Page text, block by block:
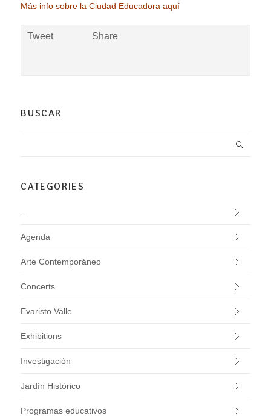
Más info sobre la Ciudad Educadora aquí
Tweet Share
BUSCAR
CATEGORIES
–
Agenda
Arte Contemporáneo
Concerts
Evaristo Valle
Exhibitions
Investigación
Jardín Histórico
Programas educativos